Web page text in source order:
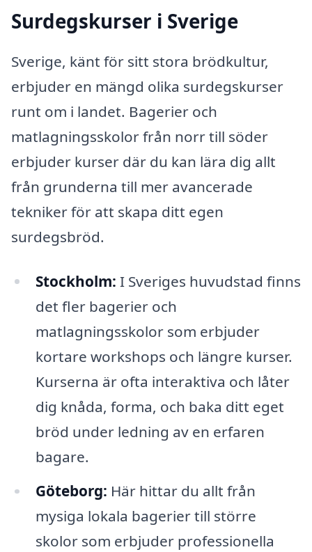
Surdegskurser i Sverige
Sverige, känt för sitt stora brödkultur,
erbjuder en mängd olika surdegskurser
runt om i landet. Bagerier och
matlagningsskolor från norr till söder
erbjuder kurser där du kan lära dig allt
från grunderna till mer avancerade
tekniker för att skapa ditt egen
surdegsbröd.
Stockholm: I Sveriges huvudstad finns
det fler bagerier och
matlagningsskolor som erbjuder
kortare workshops och längre kurser.
Kurserna är ofta interaktiva och låter
dig knåda, forma, och baka ditt eget
bröd under ledning av en erfaren
bagare.
Göteborg: Här hittar du allt från
mysiga lokala bagerier till större
skolor som erbjuder professionella